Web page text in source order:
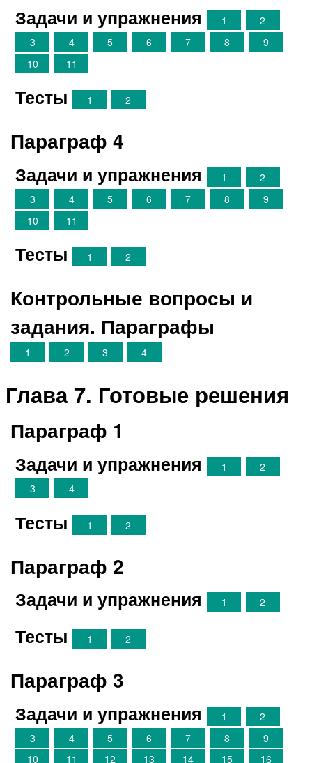
Задачи и упражнения 1
2
3
4 5 6 7 8
9
10
11
Тесты 1 2
Параграф 4
Задачи и упражнения 1
2
3
4 5 6 7 8
9
10
11
Тесты 1 2
Контрольные вопросы и
задания. Параграфы
1 2 3 4
Глава 7. Готовые решения
Параграф 1
Задачи и упражнения 1
2
3
4
Тесты 1 2
Параграф 2
Задачи и упражнения 1 2
Тесты 1 2
Параграф 3
Задачи и упражнения 1
2
3
4 5 6 7 8
9
10
11 12 13 14 15 16